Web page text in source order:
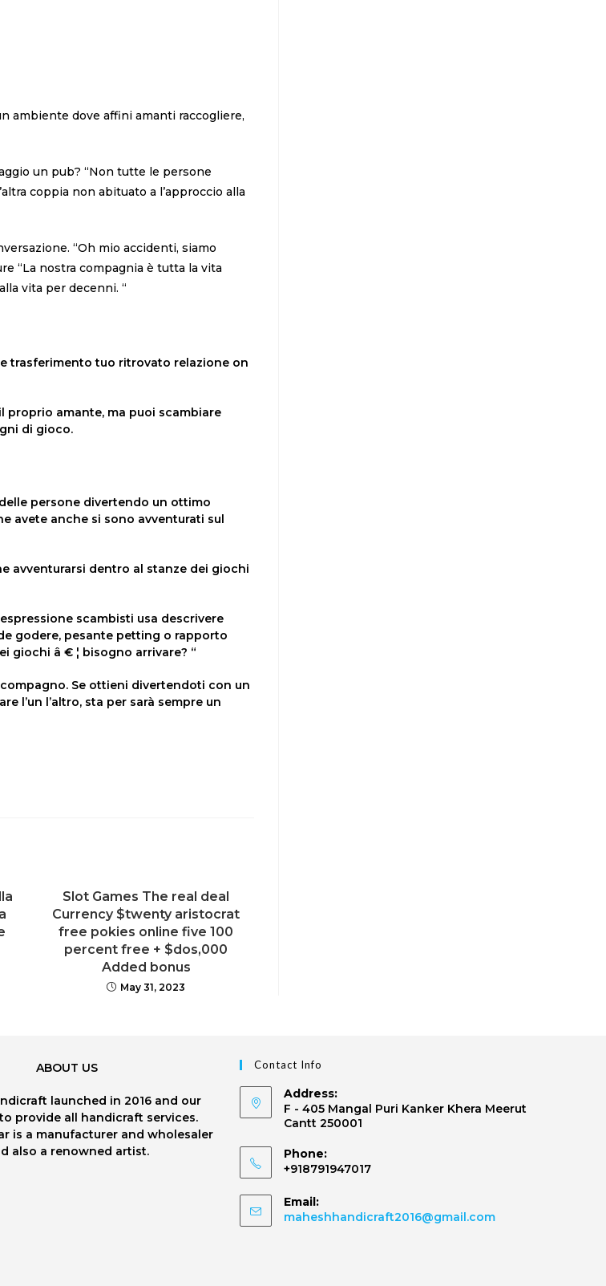
ambiente dove affini amanti raccogliere,
un pub? “Non tutte le persone
coppia non abituato a l’approccio alla
“Oh mio accidenti, siamo
“La nostra compagnia è tutta la vita
vita per decenni. “
trasferimento tuo ritrovato relazione on
proprio amante, ma puoi scambiare
di gioco.
persone divertendo un ottimo
avete anche si sono avventurati sul
avventurarsi dentro al stanze dei giochi
scambisti usa descrivere
godere, pesante petting o rapporto
giochi â € ¦ bisogno arrivare? “
Se ottieni divertendoti con un
l’un l’altro, sta per sarà sempre un
Slot Games The real deal
Currency $twenty aristocrat
free pokies online five 100
percent free + $dos,000
Added bonus
May 31, 2023
ABOUT US
launched in 2016 and our
provide all handicraft services.
is a manufacturer and wholesaler
also a renowned artist.
Contact Info
Address:
F - 405 Mangal Puri Kanker Khera Meerut
Cantt 250001
Phone:
+918791947017
Email:
maheshhandicraft2016@gmail.com